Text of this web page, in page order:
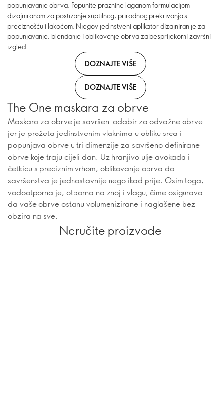
popunjavanje obrva. Popunite praznine laganom formulacijom
dizajniranom za postizanje suptilnog, prirodnog prekrivanja s
preciznošću i lakoćom. Njegov jedinstveni aplikator dizajniran je za
popunjavanje, blendanje i oblikovanje obrva za besprijekorni završni
izgled.
DOZNAJTE VIŠE
DOZNAJTE VIŠE
The One maskara za obrve
Maskara za obrve je savršeni odabir za odvažne obrve
jer je prožeta jedinstvenim vlaknima u obliku srca i
popunjava obrve u tri dimenzije za savršeno definirane
obrve koje traju cijeli dan. Uz hranjivo ulje avokada i
četkicu s preciznim vrhom, oblikovanje obrva do
savršenstva je jednostavnije nego ikad prije. Osim toga,
vodootporna je, otporna na znoj i vlagu, čime osigurava
da vaše obrve ostanu volumenizirane i naglašene bez
obzira na sve.
Naručite proizvode